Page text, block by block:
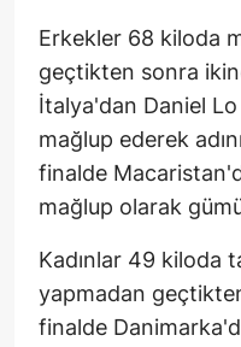
Erkekler 68 kiloda
geçtikten sonra
İtalya'dan Daniel
mağlup ederek
finalde
mağlup olarak
Kadınlar 49 kiloda
yapmadan
finalde